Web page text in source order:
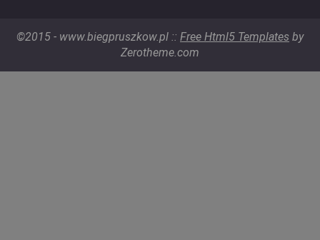
©2015 - www.biegpruszkow.pl :: Free Html5 Templates by
Zerotheme.com